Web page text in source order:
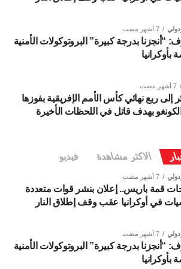
7 أشهر مضت
“أنجزنا بدرجة كبيرة” البروتوكولات الأمنية
بأوكرانيا
7 أشهر مضت
إلى ربع نهائي كأس الأمم الإفريقية بفوزها
بهدف قاتل في اللحظات الأخيرة
الاكثر مشاهدة فيديو
7 أشهر مضت
قمة باريس.. إعلان بنشر قوات متعددة
في أوكرانيا عقب وقف إطلاق النار
7 أشهر مضت
“أنجزنا بدرجة كبيرة” البروتوكولات الأمنية
بأوكرانيا